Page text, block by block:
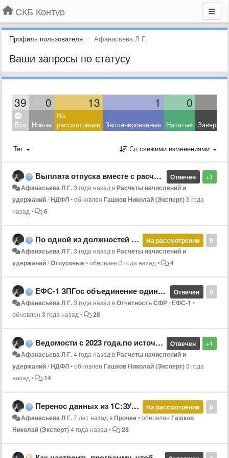
СКБ Контур
Профиль пользователя Афанасьева Л Г.
Ваши запросы по статусу
39 0 13 1 0
Все Новые
На
рассмотрении Запланированные Начатые
Тег Со свежими изменениями
+1
Отвечен
Выплата отпуска вместе с расчётом за первую половину месяца
Афанасьева Л Г.3 года назадвРасчеты начислений и
удержаний/НДФЛ•обновлен Гашков Николай (Эксперт)3 года
назад• 6
0
На рассмотрении
По одной из должностей Не рассчитывается Компенсация за неиспользованный отпуск
Афанасьева Л Г.3 года назадвРасчеты начислений и
удержаний/Отпускные•обновлен 3 года назад• 4
0
Отвечен
ЕФС-1 ЗПГос объединение одинаковых строк
Афанасьева Л Г.3 года назадвОтчетность СФР/ЕФС-1 •
обновлен 3 года назад• 28
+1
Отвечен
Ведомости с 2023 года.по источникам финансирования
Афанасьева Л Г.4 года назадвРасчеты начислений и
удержаний/НДФЛ•обновлен Гашков Николай (Эксперт)3 года
назад• 14
0
На рассмотрении
Перенос данных из 1С:ЗУП в КЗ
Афанасьева Л Г.7 лет назадвПрочее•обновленГашков
Николай (Эксперт)4 года назад• 28